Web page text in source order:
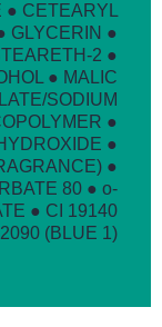
● CETEARYL
GLYCERIN ●
2 ●
● MALIC
SODIUM
●
●
●
80 ● o-
● CI 19140
(BLUE 1)